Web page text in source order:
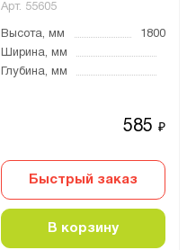
Арт. 55605
Высота, мм
1800
Ширина, мм
Глубина, мм
585₽
Быстрый заказ
В корзину